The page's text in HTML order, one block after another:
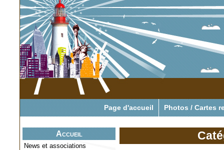
Pour tout savoir
Page d'accueil Photos / Cartes
Accueil
News et associations